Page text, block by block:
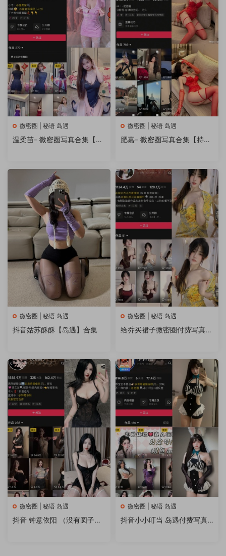
微密圈 | 秘语 岛遇
温柔苗– 微密圈写真合集【持
微密圈 | 秘语 岛遇
肥嘉– 微密圈写真合集【持续
微密圈 | 秘语 岛遇
抖音姑苏酥酥【岛遇】合集
微密圈 | 秘语 岛遇
给乔买裙子微密圈付费写真&
微密圈 | 秘语 岛遇
抖音 钟意依阳 （没有圆子）
微密圈 | 秘语 岛遇
抖音小小叮当 岛遇付费写真&